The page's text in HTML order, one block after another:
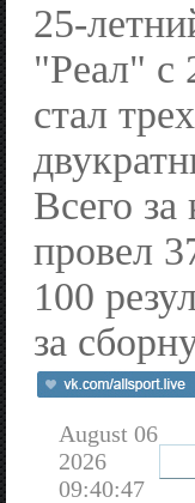
25-
"Реал" с
стал
Всего
провел
100
за
August 06
2026
09:40:47